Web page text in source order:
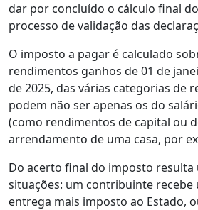
dar por concluído o cálculo final
processo de validação das
O imposto a pagar é calculado
rendimentos ganhos de 01 de
de 2025, das várias categorias de
podem não ser apenas os do
(como rendimentos de capital ou
arrendamento de uma casa, por
Do acerto final do imposto resulta
situações: um contribuinte recebe
entrega mais imposto ao Estado,